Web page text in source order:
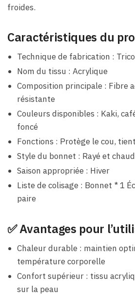
froides.
Caractéristiques du
Technique de fabrication :
Nom du tissu : Acrylique
Composition principale : Fibre
résistante
Couleurs disponibles : Kaki,
foncé
Fonctions : Protège le cou,
Style du bonnet : Rayé et chaud
Saison appropriée : Hiver
Liste de colisage : Bonnet * 1
paire
✅ Avantages pour
Chaleur durable : maintien
température corporelle
Confort supérieur : tissu
sur la peau